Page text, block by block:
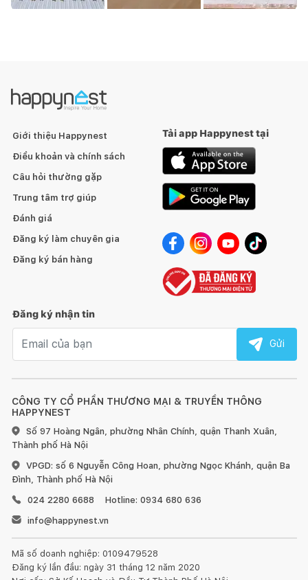
CÔNG TY CỔ PHẦN THƯƠNG MẠI & TRUYỀN THÔNG
HAPPYNEST
Số 97 Hoàng Ngân, phường Nhân Chính, quận Thanh Xuân,
Thành phố Hà Nội
VPGD: số 6 Nguyễn Công Hoan, phường Ngọc Khánh, quận Ba
Đình, Thành phố Hà Nội
024 2280 6688
Hotline: 0934 680 636
info@happynest.vn
Mã số doanh nghiệp: 0109479528
Đăng ký lần đầu: ngày 31 tháng 12 năm 2020
Giới thiệu Happynest
Điều khoản và chính sách
Câu hỏi thường gặp
Trung tâm trợ giúp
Đánh giá
Đăng ký làm chuyên gia
Đăng ký bán hàng
Tải app Happynest tại
Đăng ký nhận tin
Gửi